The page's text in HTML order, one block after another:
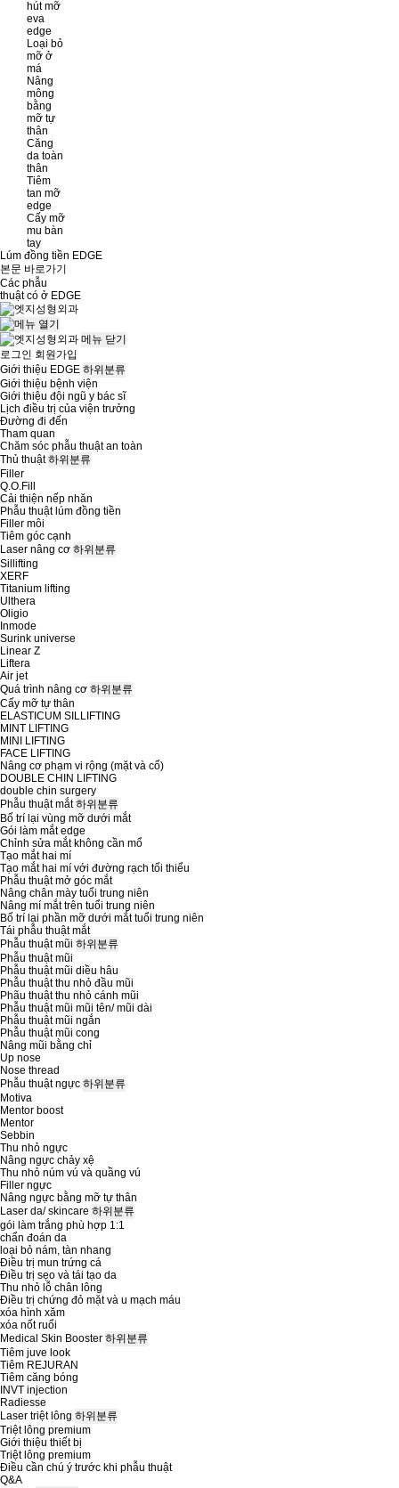
hút mỡ
eva
edge
Loại bỏ
mỡ ở
má
Nâng
mông
bằng
mỡ tự
thân
Căng
da toàn
thân
Tiêm
tan mỡ
edge
Cấy mỡ
mu bàn
tay
Lúm đồng tiền EDGE
본문 바로가기
Các phẫu
thuật có ở EDGE
메뉴 닫기
로그인 회원가입
Giới thiệu EDGE 하위분류
Giới thiệu bệnh viện
Giới thiệu đội ngũ y bác sĩ
Lịch điều trị của viện trưởng
Đường đi đến
Tham quan
Chăm sóc phẫu thuật an toàn
Thủ thuật 하위분류
Filler
Q.O.Fill
Cải thiện nếp nhăn
Phẫu thuật lúm đồng tiền
Filler môi
Tiêm góc cạnh
Laser nâng cơ 하위분류
Sillifting
XERF
Titanium lifting
Ulthera
Oligio
Inmode
Surink universe
Linear Z
Liftera
Air jet
Quá trình nâng cơ 하위분류
Cấy mỡ tự thân
ELASTICUM SILLIFTING
MINT LIFTING
MINI LIFTING
FACE LIFTING
Nâng cơ phạm vi rộng (mặt và cổ)
DOUBLE CHIN LIFTING
double chin surgery
Phẫu thuật mắt 하위분류
Bố trí lại vùng mỡ dưới mắt
Gói làm mắt edge
Chỉnh sửa mắt không cần mổ
Tạo mắt hai mí
Tạo mắt hai mí với đường rạch tối thiểu
Phẫu thuật mở góc mắt
Nâng chân mày tuổi trung niên
Nâng mí mắt trên tuổi trung niên
Bố trí lại phần mỡ dưới mắt tuổi trung niên
Tái phẫu thuật mắt
Phẫu thuật mũi 하위분류
Phẫu thuật mũi
Phẫu thuật mũi diều hâu
Phẫu thuật thu nhỏ đầu mũi
Phãu thuật thu nhỏ cánh mũi
Phẫu thuật mũi mũi tên/ mũi dài
Phẫu thuật mũi ngắn
Phẫu thuật mũi cong
Nâng mũi bằng chỉ
Up nose
Nose thread
Phẫu thuật ngực 하위분류
Motiva
Mentor boost
Mentor
Sebbin
Thu nhỏ ngực
Nâng ngực chảy xệ
Thu nhỏ núm vú và quầng vú
Filler ngực
Nâng ngực bằng mỡ tự thân
Laser da/ skincare 하위분류
gói làm trắng phù hợp 1:1
chẩn đoán da
loại bỏ nám, tàn nhang
Điều trị mun trứng cá
Điều trị sẹo và tái tạo da
Thu nhỏ lỗ chân lông
Điều trị chứng đỏ mặt và u mạch máu
xóa hình xăm
xóa nốt ruổi
Medical Skin Booster 하위분류
Tiêm juve look
Tiêm REJURAN
Tiêm căng bóng
INVT injection
Radiesse
Laser triệt lông 하위분류
Triệt lông premium
Giới thiệu thiết bị
Triệt lông premium
Điều cần chú ý trước khi phẫu thuật
Q&A